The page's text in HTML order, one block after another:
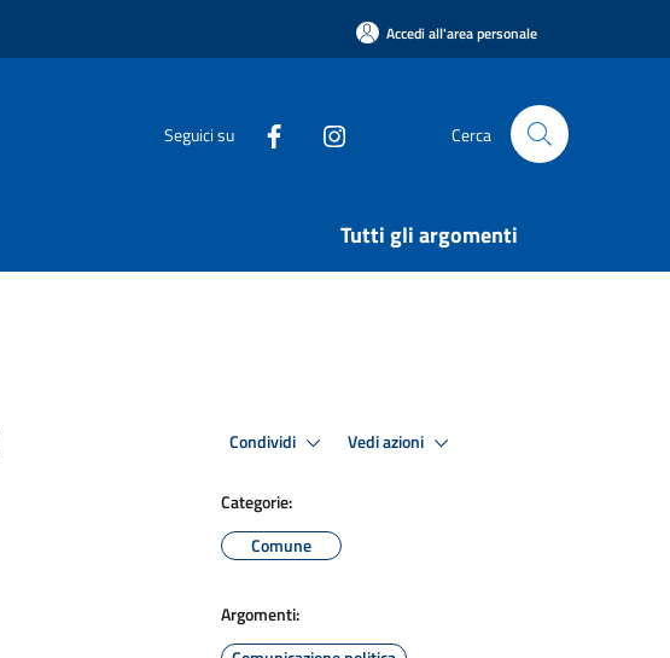
Accedi all'area personale
Seguici su Cerca
Tutti gli argomenti
Condividi Vedi azioni
Categorie:
Comune
Argomenti: